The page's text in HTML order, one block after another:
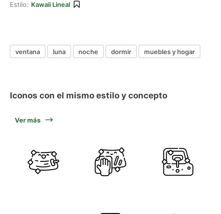
Estilo: Kawaii Lineal
ventana luna noche dormir muebles y hogar
Iconos con el mismo estilo y concepto
Ver más